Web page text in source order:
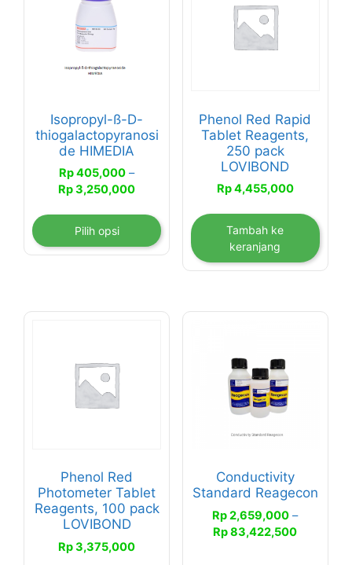
Isopropyl-ß-D-
thiogalactopyranosi
de HIMEDIA
Rp405,000 –
Rp3,250,000Rentang
Rp 405,000
hingga
Rp 3,250,000
Pilih opsi
memiliki
beberapa
Pilihan
diambil
halaman
produk
Phenol Red Rapid
Tablet Reagents,
250 pack
LOVIBOND
Rp4,455,000
Tambah ke
keranjang
Phenol Red
Photometer Tablet
Reagents, 100 pack
LOVIBOND
Rp3,375,000
Conductivity
Standard Reagecon
Rp2,659,000 –
Rp83,422,500Rentang
memiliki
beberapa
varian.
diambil
halaman